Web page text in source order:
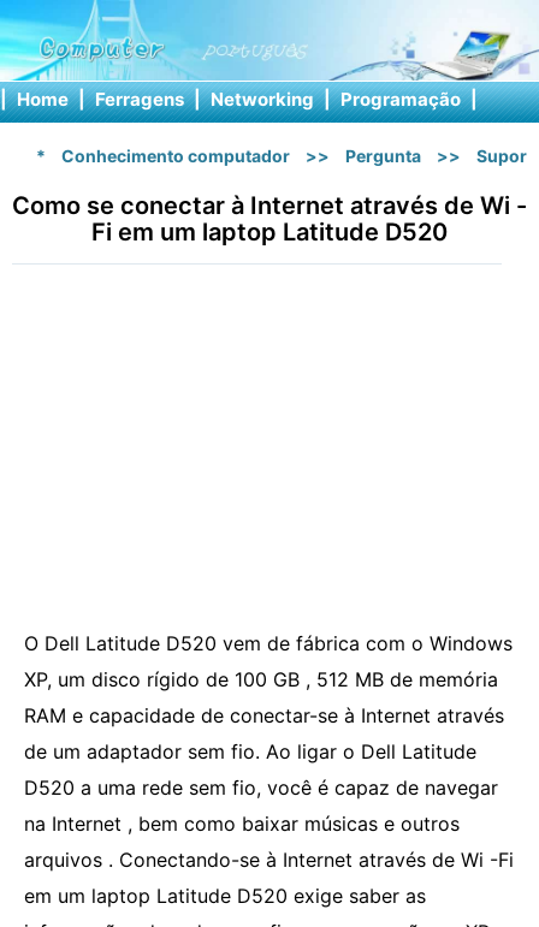
| Home | Ferragens | Networking | Programação |
* Conhecimento computador >> Pergunta >>
Como se conectar à Internet através de Wi -
Fi em um laptop Latitude D520
O Dell Latitude D520 vem de fábrica com o Windows
XP, um disco rígido de 100 GB , 512 MB de memória
RAM e capacidade de conectar-se à Internet através
de um adaptador sem fio. Ao ligar o Dell Latitude
D520 a uma rede sem fio, você é capaz de navegar
na Internet , bem como baixar músicas e outros
arquivos . Conectando-se à Internet através de Wi -Fi
em um laptop Latitude D520 exige saber as